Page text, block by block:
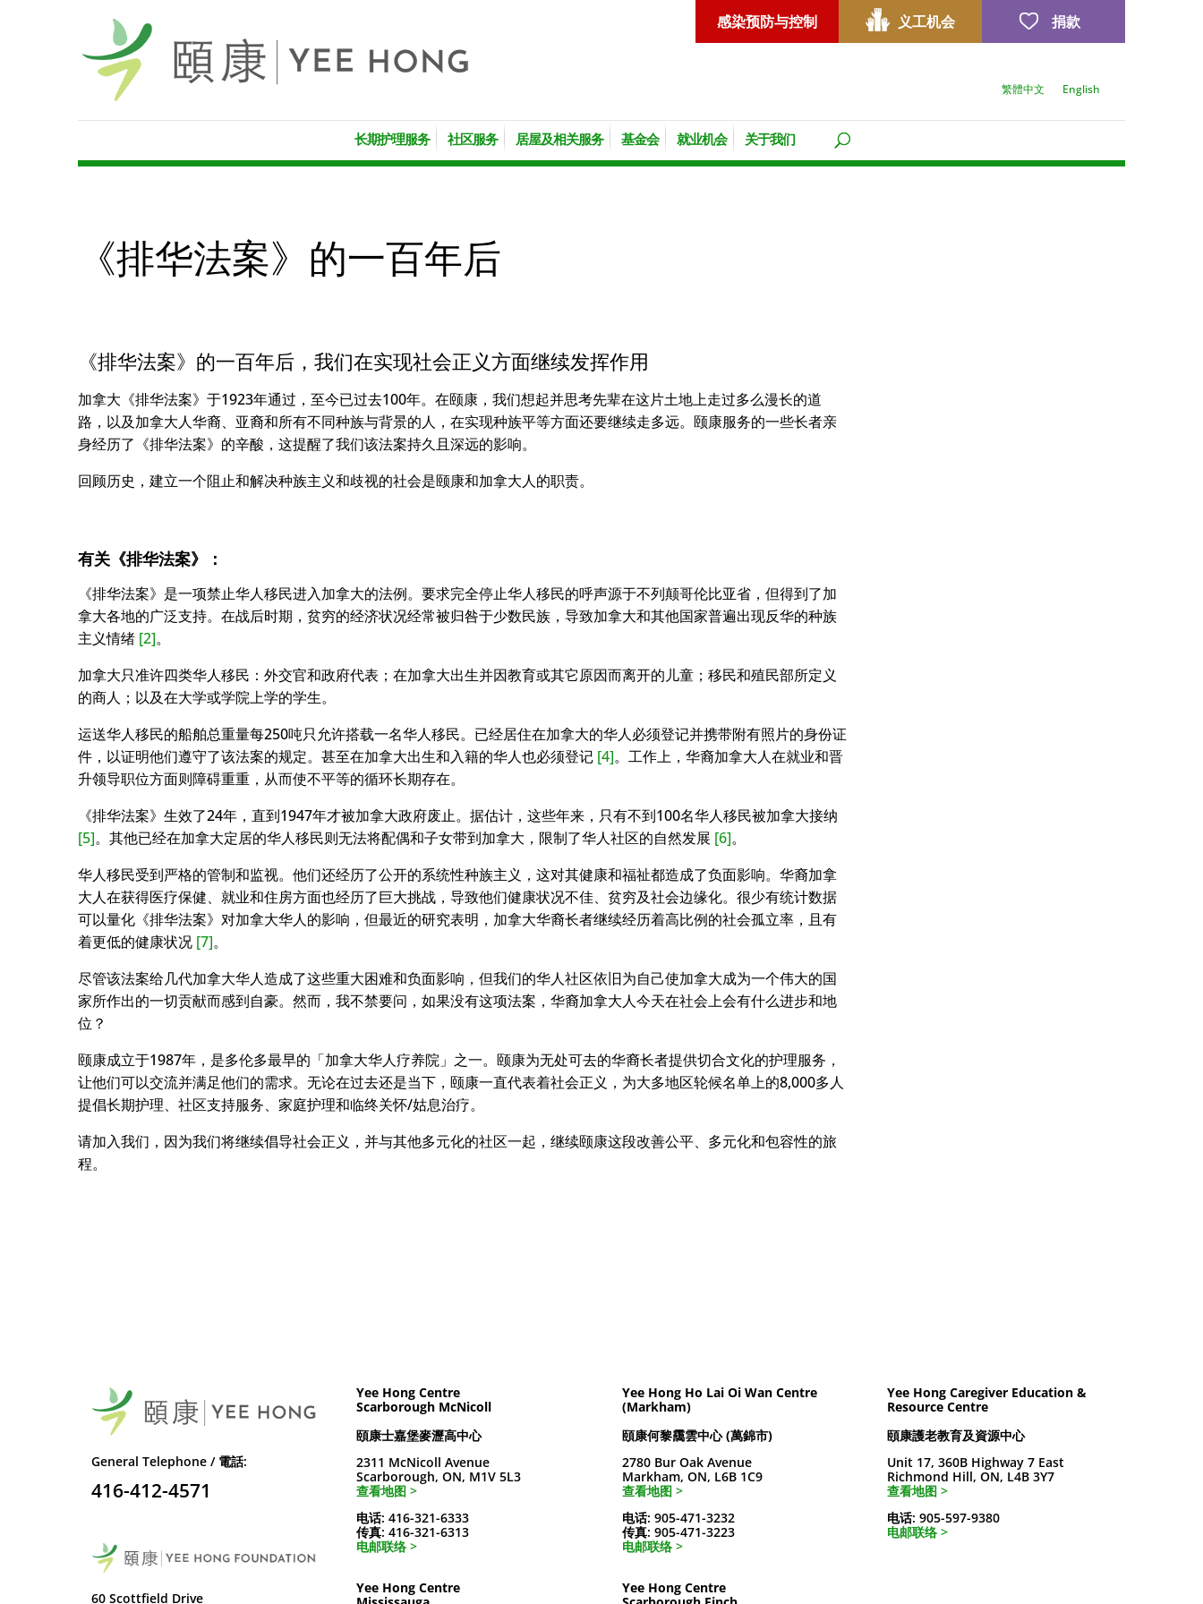
感染预防与控制 义工机会 捐款
繁體中文 English
长期护理服务 社区服务 居屋及相关服务 基金会 就业机会 关于我们
《排华法案》的一百年后
《排华法案》的一百年后，我们在实现社会正义方面继续发挥作用
加拿大《排华法案》于1923年通过，至今已过去100年。在颐康，我们想起并思考先辈在这片土地上走过多么漫长的道
路，以及加拿大人华裔、亚裔和所有不同种族与背景的人，在实现种族平等方面还要继续走多远。颐康服务的一些长者亲
身经历了《排华法案》的辛酸，这提醒了我们该法案持久且深远的影响。
回顾历史，建立一个阻止和解决种族主义和歧视的社会是颐康和加拿大人的职责。
有关《排华法案》：
《排华法案》是一项禁止华人移民进入加拿大的法例。要求完全停止华人移民的呼声源于不列颠哥伦比亚省，但得到了加
拿大各地的广泛支持。在战后时期，贫穷的经济状况经常被归咎于少数民族，导致加拿大和其他国家普遍出现反华的种族
主义情绪 [2]。
加拿大只准许四类华人移民：外交官和政府代表；在加拿大出生并因教育或其它原因而离开的儿童；移民和殖民部所定义
的商人；以及在大学或学院上学的学生。
运送华人移民的船舶总重量每250吨只允许搭载一名华人移民。已经居住在加拿大的华人必须登记并携带附有照片的身份证
件，以证明他们遵守了该法案的规定。甚至在加拿大出生和入籍的华人也必须登记 [4]。工作上，华裔加拿大人在就业和晋
升领导职位方面则障碍重重，从而使不平等的循环长期存在。
《排华法案》生效了24年，直到1947年才被加拿大政府废止。据估计，这些年来，只有不到100名华人移民被加拿大接纳
[5]。其他已经在加拿大定居的华人移民则无法将配偶和子女带到加拿大，限制了华人社区的自然发展 [6]。
华人移民受到严格的管制和监视。他们还经历了公开的系统性种族主义，这对其健康和福祉都造成了负面影响。华裔加拿
大人在获得医疗保健、就业和住房方面也经历了巨大挑战，导致他们健康状况不佳、贫穷及社会边缘化。很少有统计数据
可以量化《排华法案》对加拿大华人的影响，但最近的研究表明，加拿大华裔长者继续经历着高比例的社会孤立率，且有
着更低的健康状况 [7]。
尽管该法案给几代加拿大华人造成了这些重大困难和负面影响，但我们的华人社区依旧为自己使加拿大成为一个伟大的国
家所作出的一切贡献而感到自豪。然而，我不禁要问，如果没有这项法案，华裔加拿大人今天在社会上会有什么进步和地
位？
颐康成立于1987年，是多伦多最早的「加拿大华人疗养院」之一。颐康为无处可去的华裔长者提供切合文化的护理服务，
让他们可以交流并满足他们的需求。无论在过去还是当下，颐康一直代表着社会正义，为大多地区轮候名单上的8,000多人
提倡长期护理、社区支持服务、家庭护理和临终关怀/姑息治疗。
请加入我们，因为我们将继续倡导社会正义，并与其他多元化的社区一起，继续颐康这段改善公平、多元化和包容性的旅
程。
General Telephone / 電話:
416-412-4571
60 Scottfield Drive
Yee Hong Centre
Scarborough McNicoll
頤康士嘉堡麥瀝高中心
2311 McNicoll Avenue
Scarborough, ON, M1V 5L3
查看地图 >
电话: 416-321-6333
传真: 416-321-6313
电邮联络 >
Yee Hong Centre
Yee Hong Ho Lai Oi Wan Centre
(Markham)
頤康何黎靄雲中心 (萬錦市)
2780 Bur Oak Avenue
Markham, ON, L6B 1C9
查看地图 >
电话: 905-471-3232
传真: 905-471-3223
电邮联络 >
Yee Hong Centre
Yee Hong Caregiver Education &
Resource Centre
頤康護老教育及資源中心
Unit 17, 360B Highway 7 East
Richmond Hill, ON, L4B 3Y7
查看地图 >
电话: 905-597-9380
电邮联络 >